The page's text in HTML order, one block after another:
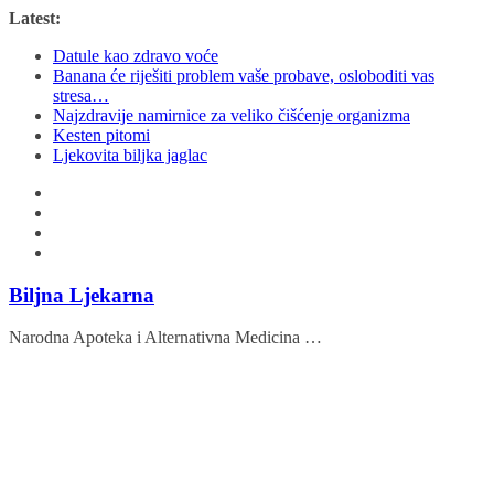
Skip
content
Latest:
Datule kao zdravo voće
Banana će riješiti problem vaše probave, osloboditi vas
stresa…
Najzdravije namirnice za veliko čišćenje organizma
Kesten pitomi
Ljekovita biljka jaglac
Biljna Ljekarna
Narodna Apoteka i Alternativna Medicina …